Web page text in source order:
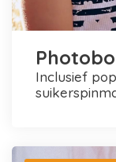
inclusief popcornmachine en